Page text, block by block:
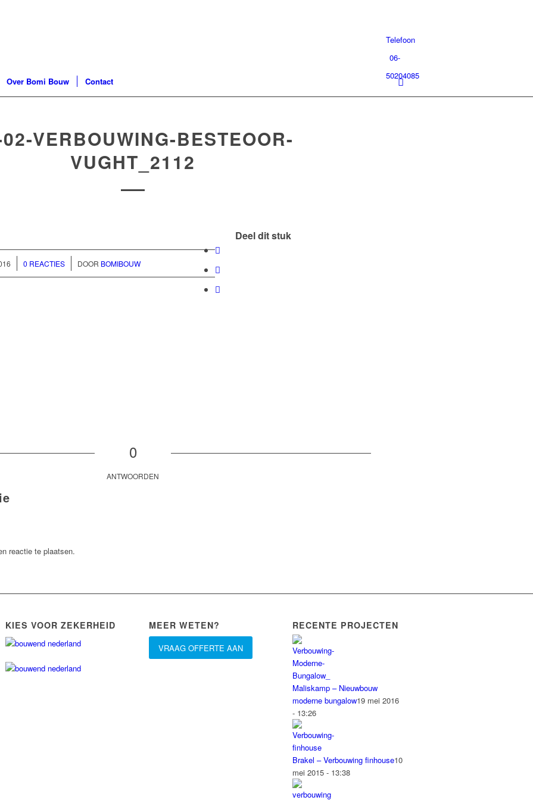
Telefoon
06-
50204085
Over Bomi Bouw Contact
VERBOUWING-BESTEOOR-
VUGHT_2112
0 REACTIES
/ DOOR BOMIBOUW
Deel dit stuk
0
ANTWOORDEN
reactie te plaatsen.
KIES VOOR ZEKERHEID MEER WETEN?
VRAAG OFFERTE AAN
RECENTE PROJECTEN
Maliskamp – Nieuwbouw
moderne bungalow19 mei 2016
- 13:26
Brakel – Verbouwing finhouse10
mei 2015 - 13:38